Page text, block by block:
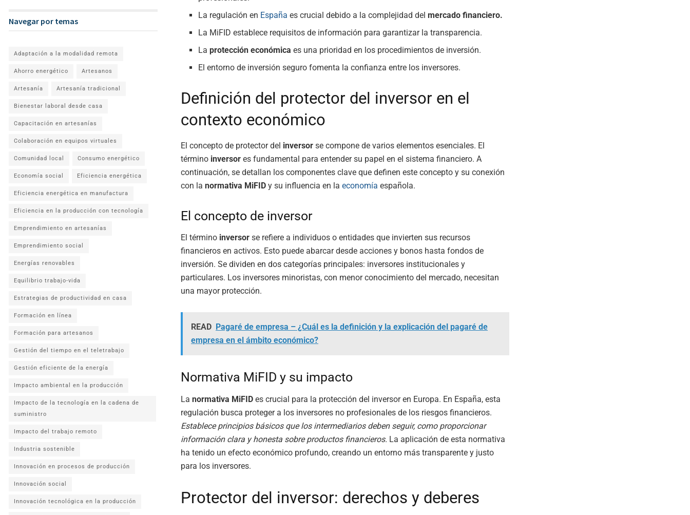
La regulación en España es crucial debido a la complejidad delmercado financiero.
La MiFID establece requisitos de información para garantizar la transparencia.
Laprotección económica es una prioridad en los procedimientos de inversión.
El entorno de inversión seguro fomenta la confianza entre los inversores.
Definición del protector del inversor en el
contexto económico
El concepto de protector del inversor se compone de varios elementos esenciales. El
término inversor es fundamental para entender su papel en el sistema financiero. A
continuación, se detallan los componentes clave que definen este concepto y su conexión
con la normativa MiFID y su influencia en la economía española.
El concepto de inversor
El término inversor se refiere a individuos o entidades que invierten sus recursos
financieros en activos. Esto puede abarcar desde acciones y bonos hasta fondos de
inversión. Se dividen en dos categorías principales: inversores institucionales y
particulares. Los inversores minoristas, con menor conocimiento del mercado, necesitan
una mayor protección.
READ Pagaré de empresa – ¿Cuál es la definición y la explicación del pagaré de
empresa en el ámbito económico?
Normativa MiFID y su impacto
La normativa MiFID es crucial para la protección del inversor en Europa. En España, esta
regulación busca proteger a los inversores no profesionales de los riesgos financieros.
Establece principios básicos que los intermediarios deben seguir, como proporcionar
información clara y honesta sobre productos financieros. La aplicación de esta normativa
ha tenido un efecto económico profundo, creando un entorno más transparente y justo
para los inversores.
Protector del inversor: derechos y deberes
Navegar por temas
Adaptación a la modalidad remota
Ahorro energético Artesanos
Artesanía Artesanía tradicional
Bienestar laboral desde casa
Capacitación en artesanías
Colaboración en equipos virtuales
Comunidad local Consumo energético
Economía social Eficiencia energética
Eficiencia energética en manufactura
Eficiencia en la producción con tecnología
Emprendimiento en artesanías
Emprendimiento social
Energías renovables
Equilibrio trabajo-vida
Estrategias de productividad en casa
Formación en línea
Formación para artesanos
Gestión del tiempo en el teletrabajo
Gestión eficiente de la energía
Impacto ambiental en la producción
Impacto de la tecnología en la cadena de
suministro
Impacto del trabajo remoto
Industria sostenible
Innovación en procesos de producción
Innovación social
Innovación tecnológica en la producción